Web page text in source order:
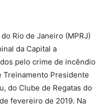
Rio de Janeiro (MPRJ)
da Capital a
pelo crime de incêndio
Presidente
do Clube de Regatas do
fevereiro de 2019. Na